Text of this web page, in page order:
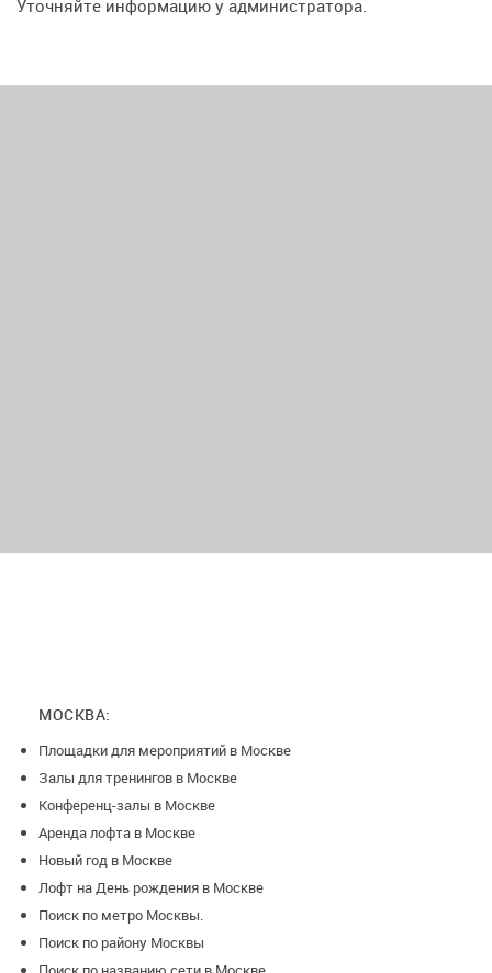
Уточняйте информацию у администратора.
МОСКВА:
Площадки для мероприятий в Москве
Залы для тренингов в Москве
Конференц-залы в Москве
Аренда лофта в Москве
Новый год в Москве
Лофт на День рождения в Москве
Поиск по метро Москвы.
Поиск по району Москвы